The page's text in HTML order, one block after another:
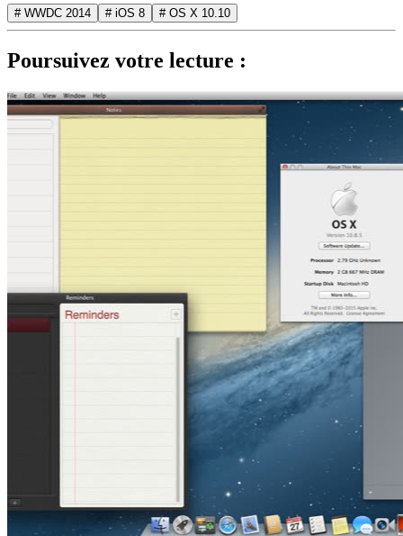
# WWDC 2014 # iOS 8 # OS X 10.10
Poursuivez votre lecture :